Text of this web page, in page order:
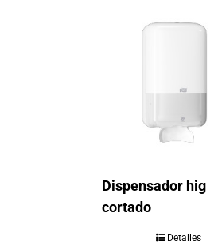
Dispensador hig
cortado
Detalles